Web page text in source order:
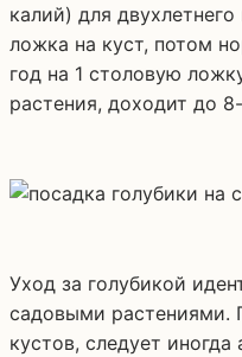
калий) для
ложка на куст, потом
год на 1 столовую
растения, доходит до
Уход за голубикой
садовыми растениями.
кустов, следует